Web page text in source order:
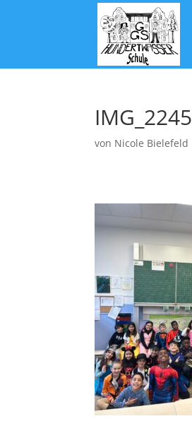
IMG_2245
von Nicole Bielefeld